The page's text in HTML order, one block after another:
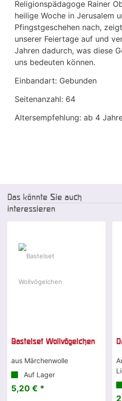
Religionspädagoge Rainer
heilige Woche in Jerusalem
Pfingstgeschehen nach,
unserer Feiertage auf und
Jahren dadurch, was diese
uns bedeuten können.
Einbandart: Gebunden
Seitenanzahl: 64
Altersempfehlung: ab 4
Das könnte Sie auch
interessieren
Bastelset Wollvögelchen
aus Märchenwolle
Auf Lager
5,20 € *